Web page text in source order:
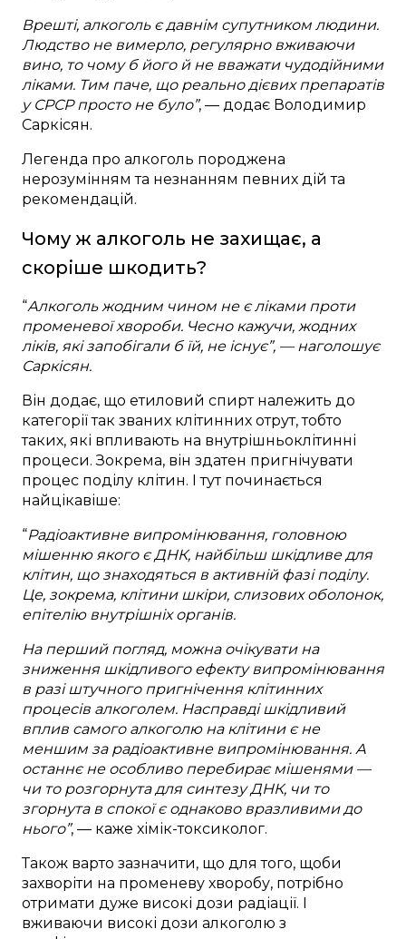
Врешті, алкоголь є давнім супутником людини.
Людство не вимерло, регулярно вживаючи
вино, то чому б його й не вважати чудодійними
ліками. Тим паче, що реально дієвих препаратів
у СРСР просто не було”, — додає Володимир
Саркісян.
Легенда про алкоголь породжена
нерозумінням та незнанням певних дій та
рекомендацій.
Чому ж алкоголь не захищає, а
скоріше шкодить?
“Алкоголь жодним чином не є ліками проти
променевої хвороби. Чесно кажучи, жодних
ліків, які запобігали б їй, не існує”, — наголошує
Саркісян.
Він додає, що етиловий спирт належить до
категорії так званих клітинних отрут, тобто
таких, які впливають на внутрішньоклітинні
процеси. Зокрема, він здатен пригнічувати
процес поділу клітин. І тут починається
найцікавіше:
“Радіоактивне випромінювання, головною
мішенню якого є ДНК, найбільш шкідливе для
клітин, що знаходяться в активній фазі поділу.
Це, зокрема, клітини шкіри, слизових оболонок,
епітелію внутрішніх органів.
На перший погляд, можна очікувати на
зниження шкідливого ефекту випромінювання
в разі штучного пригнічення клітинних
процесів алкоголем. Насправді шкідливий
вплив самого алкоголю на клітини є не
меншим за радіоактивне випромінювання. А
останнє не особливо перебирає мішенями —
чи то розгорнута для синтезу ДНК, чи то
згорнута в спокої є однаково вразливими до
нього”, — каже хімік-токсиколог.
Також варто зазначити, що для того, щоби
захворіти на променеву хворобу, потрібно
отримати дуже високі дози радіації. І
вживаючи високі дози алкоголю з